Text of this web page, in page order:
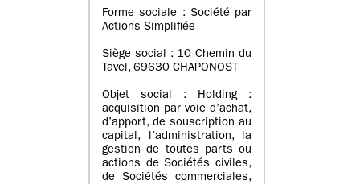
Forme sociale : Société par
Actions Simplifiée
Siège social : 10 Chemin du
Tavel, 69630 CHAPONOST
Objet social : Holding :
acquisition par voie d’achat,
d’apport, de souscription au
capital, l’administration, la
gestion de toutes parts ou
actions de Sociétés civiles,
de Sociétés commerciales,